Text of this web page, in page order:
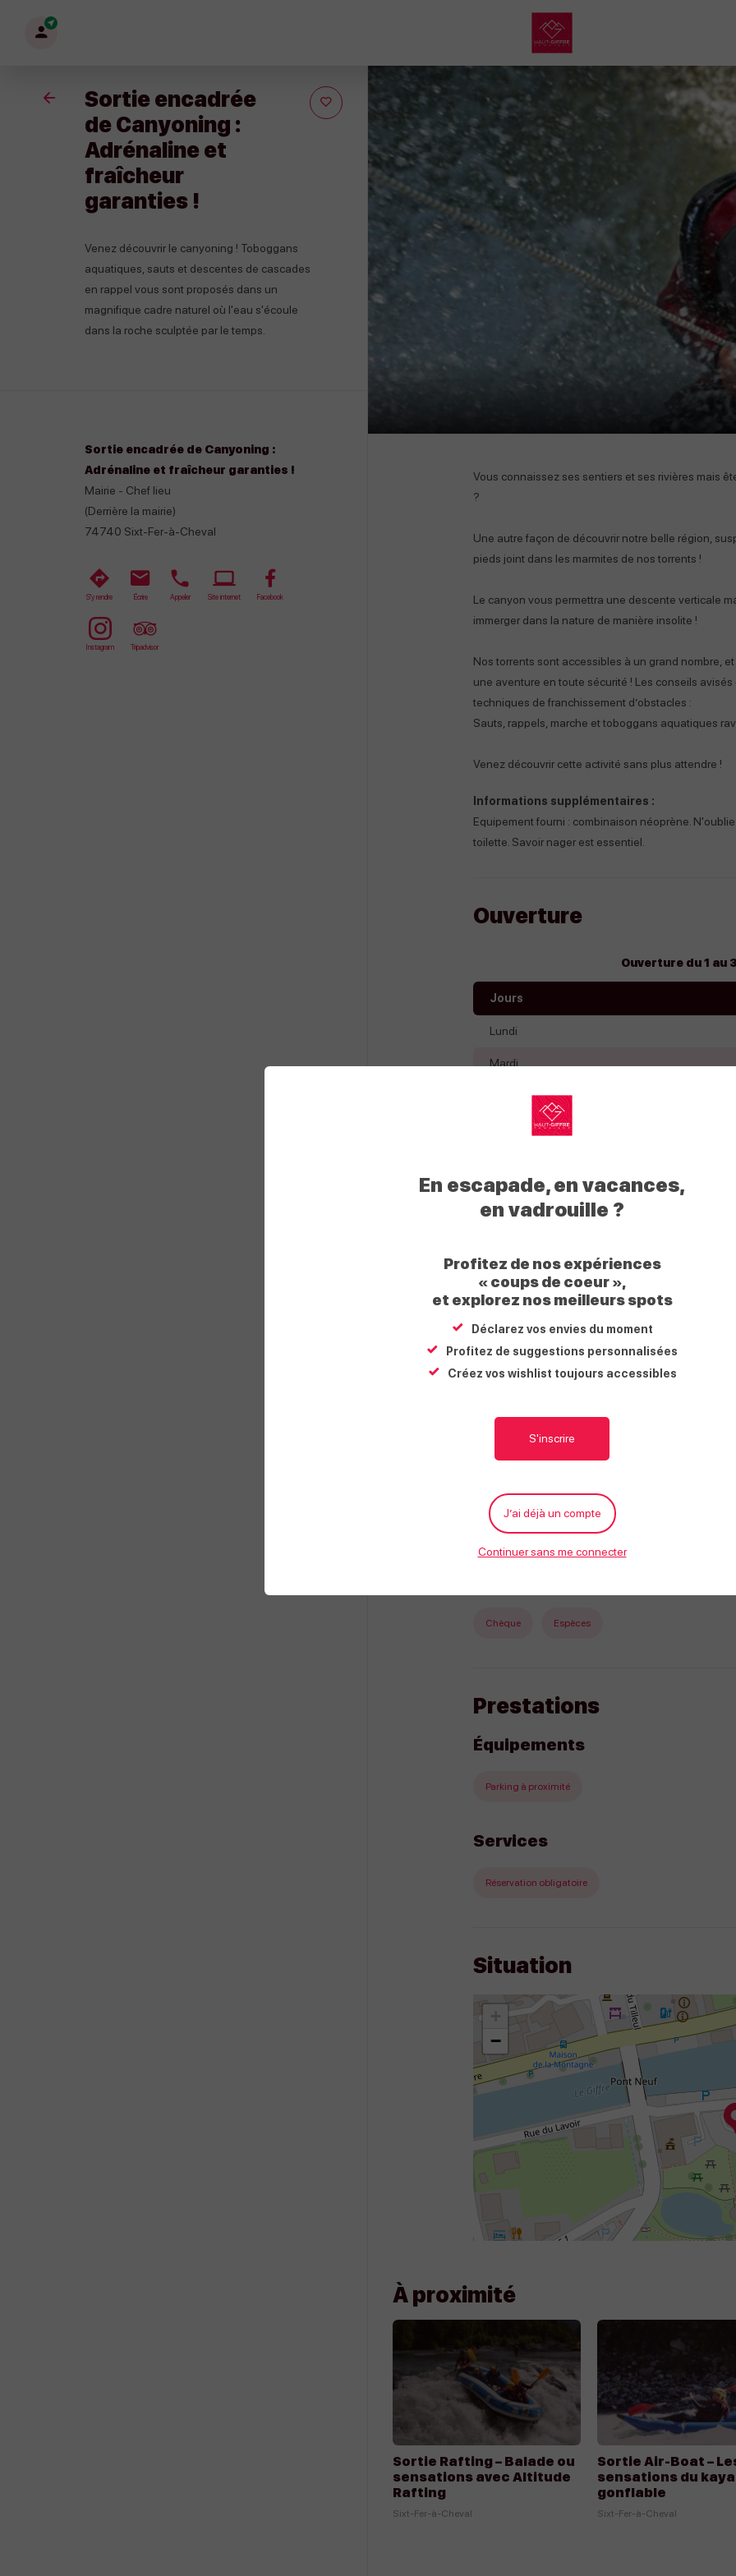
Mon
My
Haut
RetourSortie encadrée
de Canyoning :
Adrénaline et
fraîcheur
garanties !
Venez découvrir le canyoning ! Toboggans
aquatiques, sauts et descentes de cascades
en rappel vous sont proposés dans un
magnifique cadre naturel où l'eau s'écoule
dans la roche sculptée par le temps.
Sortie encadrée de Canyoning :
Adrénaline et fraîcheur garanties !
Mairie - Chef lieu
(Derrière la mairie)
74740 Sixt-Fer-à-Cheval
S'y rendre Écrire Appeler Site internet Facebook
Instagram Tripadvisor
Vous connaissez ses sentiers et ses rivières mais
?
Une autre façon de découvrir notre belle région,
pieds joint dans les marmites de nos torrents !
Le canyon vous permettra une descente verticale
immerger dans la nature de manière insolite !
Nos torrents sont accessibles à un grand nombre,
une aventure en toute sécurité ! Les conseils
techniques de franchissement d’obstacles :
Sauts, rappels, marche et toboggans aquatiques
Venez découvrir cette activité sans plus attendre !
Informations supplémentaires :
Equipement fourni : combinaison néoprène.
toilette. Savoir nager est essentiel.
Ouverture
Ouverture du 1 au
Jours
Lundi
Mardi
Mercredi
Samedi
Hors saison, nous sommes disponible par téléphone 7j/7
Tarifs
du 01/04/2025 au 30/09/2025
du 01/04/2025 au 30/09/2025
Adulte
du 01/04/2026 au 30/09/2026
plusieurs canyons ayant des difficultés différentes sont
(toboggans, sauts, descentes de cascades en rappel...)
Chèque Espèces
Prestations
Équipements
Parking à proximité
Services
Réservation obligatoire
Situation
−
À proximité
Sortie Rafting – Balade ou
sensations avec Altitude
Rafting
Sixt-Fer-à-Cheval
Appeler
Sortie Air-Boat –
sensations du
gonflable
Sixt-Fer-à-Cheval
Giffre
En escapade, en vacances,
en vadrouille ?
Profitez de nos expériences
« coups de coeur »,
et explorez nos meilleurs spots
Déclarez vos envies du moment
Profitez de suggestions personnalisées
Créez vos wishlist toujours accessibles
S'inscrire
J’ai déjà un compte
Continuer sans me connecter